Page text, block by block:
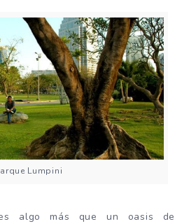
Lumpini
algo más que un oasis de